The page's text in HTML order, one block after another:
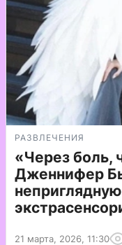
РАЗВЛЕЧЕНИЯ
«Через боль,
Дженнифер
21 марта, 2026, 11:30